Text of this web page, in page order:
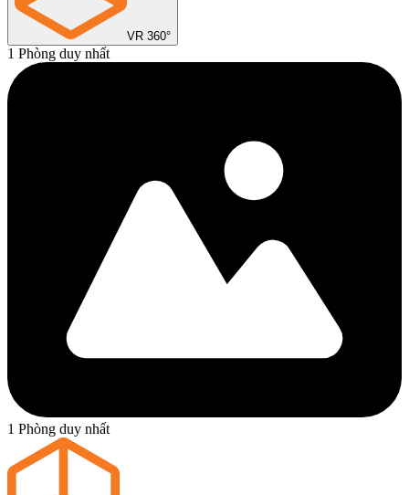
VR 360°
1 Phòng duy nhất
1 Phòng duy nhất